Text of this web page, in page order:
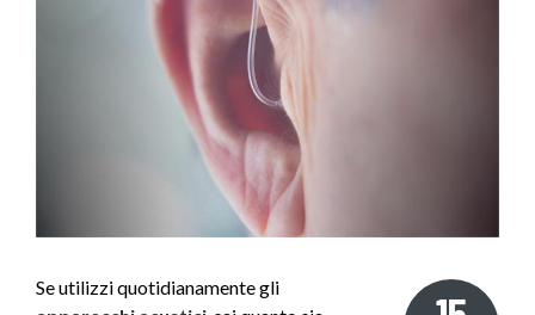
Se utilizzi quotidianamente gli